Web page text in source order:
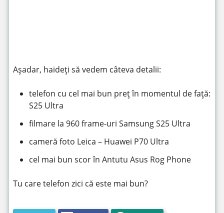
Așadar, haideți să vedem câteva detalii:
telefon cu cel mai bun preț în momentul de față:
S25 Ultra
filmare la 960 frame-uri Samsung S25 Ultra
cameră foto Leica – Huawei P70 Ultra
cel mai bun scor în Antutu Asus Rog Phone
Tu care telefon zici că este mai bun?